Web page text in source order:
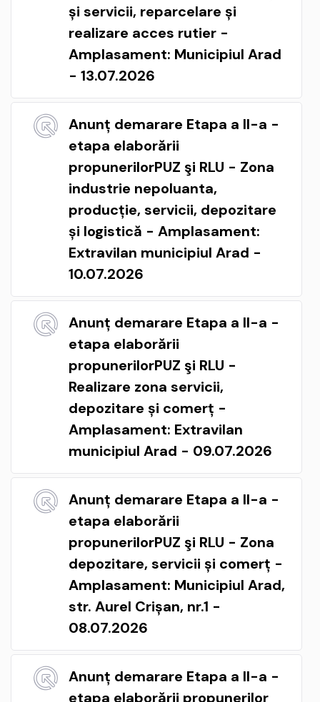
și servicii, reparcelare și
realizare acces rutier -
Amplasament: Municipiul Arad
- 13.07.2026
Anunț demarare Etapa a II-a -
etapa elaborării
propunerilorPUZ şi RLU - Zona
industrie nepoluanta,
producție, servicii, depozitare
și logistică - Amplasament:
Extravilan municipiul Arad -
10.07.2026
Anunț demarare Etapa a II-a -
etapa elaborării
propunerilorPUZ şi RLU -
Realizare zona servicii,
depozitare și comerț -
Amplasament: Extravilan
municipiul Arad - 09.07.2026
Anunț demarare Etapa a II-a -
etapa elaborării
propunerilorPUZ şi RLU - Zona
depozitare, servicii și comerț -
Amplasament: Municipiul Arad,
str. Aurel Crișan, nr.1 -
08.07.2026
Anunț demarare Etapa a II-a -
etapa elaborării propunerilor